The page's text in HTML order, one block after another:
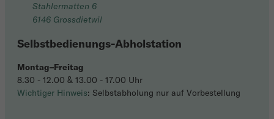
Stahlermatten 6
6146 Grossdietwil
Selbstbedienungs-Abholstation
Montag–Freitag
8.30 - 12.00 & 13.00 - 17.00 Uhr
Wichtiger Hinweis: Selbstabholung nur auf Vorbestellung